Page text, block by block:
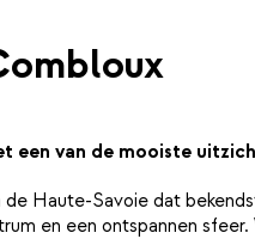
een van de mooiste
Haute-Savoie dat
en een ontspannen